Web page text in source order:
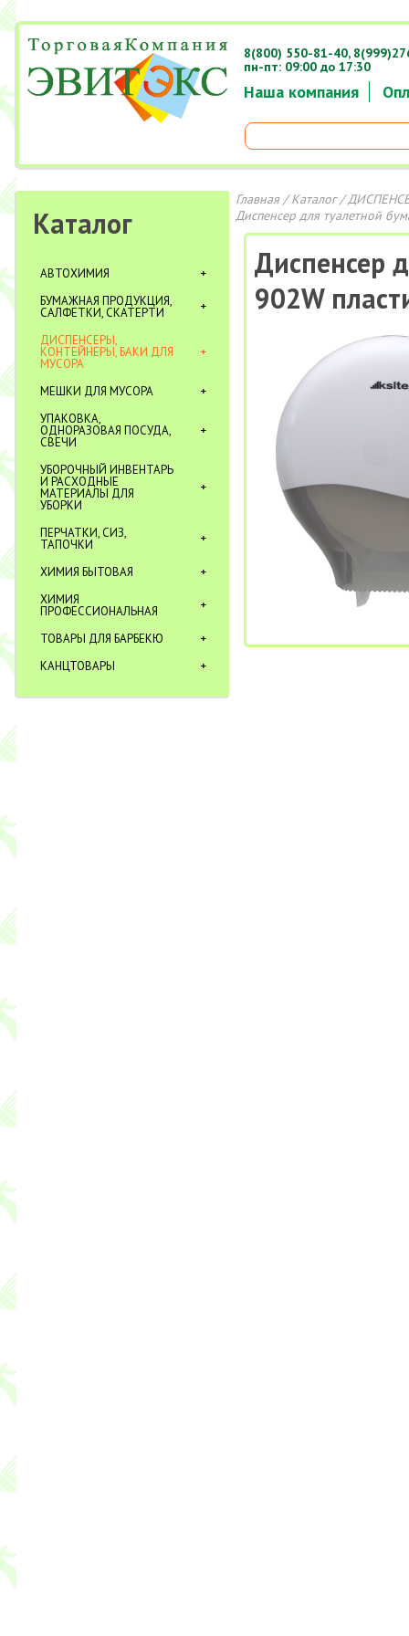
Наша компания
8(800) 550-81-40,
пн-пт: 09:00 до 17:30
Каталог
АВТОХИМИЯ
БУМАЖНАЯ ПРОДУКЦИЯ,
САЛФЕТКИ, СКАТЕРТИ
ДИСПЕНСЕРЫ,
КОНТЕЙНЕРЫ, БАКИ ДЛЯ
МУСОРА
МЕШКИ ДЛЯ МУСОРА
УПАКОВКА,
ОДНОРАЗОВАЯ ПОСУДА,
СВЕЧИ
УБОРОЧНЫЙ ИНВЕНТАРЬ
И РАСХОДНЫЕ
МАТЕРИАЛЫ ДЛЯ
УБОРКИ
ПЕРЧАТКИ, СИЗ,
ТАПОЧКИ
ХИМИЯ БЫТОВАЯ
ХИМИЯ
ПРОФЕССИОНАЛЬНАЯ
ТОВАРЫ ДЛЯ БАРБЕКЮ
КАНЦТОВАРЫ
Главная/Каталог/
Диспенсер для туалетной
Диспенсер
902W